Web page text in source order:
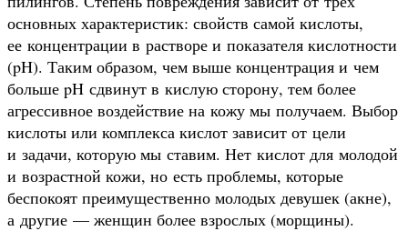
основных характеристик: свойств самой кислоты,
ее концентрации в растворе и показателя кислотности
(pH). Таким образом, чем выше концентрация и чем
больше pH сдвинут в кислую сторону, тем более
агрессивное воздействие на кожу мы получаем. Выбор
кислоты или комплекса кислот зависит от цели
и задачи, которую мы ставим. Нет кислот для молодой
и возрастной кожи, но есть проблемы, которые
беспокоят преимущественно молодых девушек (акне),
а другие — женщин более взрослых (морщины).